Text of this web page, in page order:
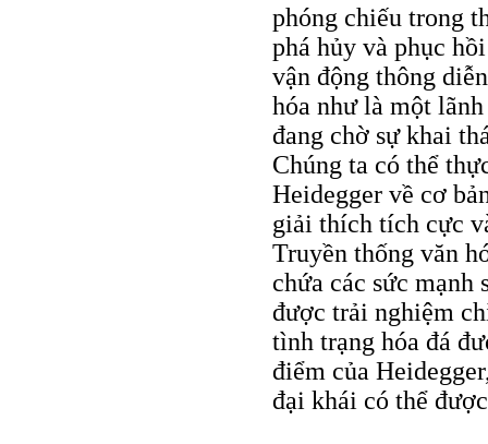
phóng chiếu trong
phá hủy và phục
vận động thông
hóa như là một
đang chờ sự khai
Chúng ta có thể
Heidegger về cơ
giải thích tích cực
Truyền thống văn
chứa các sức mạnh
được trải nghiệm
tình trạng hóa đá
điểm của
đại khái có thể